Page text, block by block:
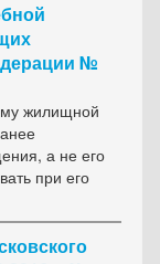
№
жилищной
а не его
при его